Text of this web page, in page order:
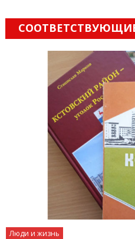
Люди и жизнь